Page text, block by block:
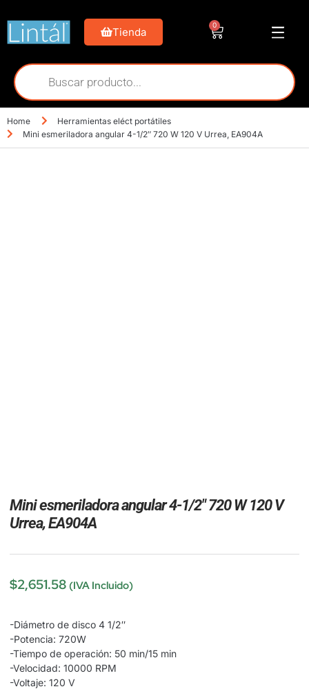
Tienda
0
Home
Herramientas eléct portátiles
Mini esmeriladora angular 4-1/2″ 720 W 120 V Urrea, EA904A
Mini esmeriladora angular 4-1/2″ 720 W 120 V
Urrea, EA904A
$2,651.58 (IVA Incluido)
-Diámetro de disco 4 1/2″
-Potencia: 720W
-Tiempo de operación: 50 min/15 min
-Velocidad: 10000 RPM
-Voltaje: 120 V